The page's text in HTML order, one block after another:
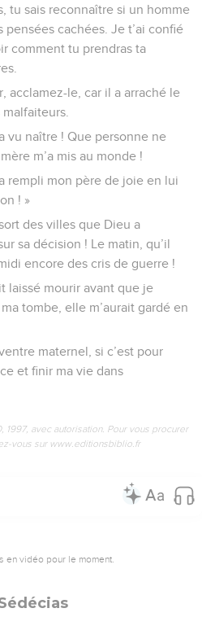
tu sais reconnaître si un homme
pensées cachées. Je t’ai confié
comment tu prendras ta
acclamez-le, car il a arraché le
vu naître ! Que personne ne
m’a mis au monde !
rempli mon père de joie en lui
! »
des villes que Dieu a
sa décision ! Le matin, qu’il
encore des cris de guerre !
laissé mourir avant que je
tombe, elle m’aurait gardé en
maternel, si c’est pour
et finir ma vie dans
1997, avec autorisation. Pour vous procurer
vous sur www.editionsbiblio.fr
en vidéo pour le moment.